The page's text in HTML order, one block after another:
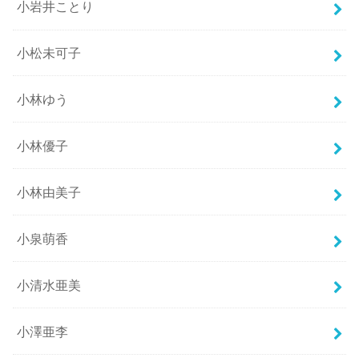
小岩井ことり
小松未可子
小林ゆう
小林優子
小林由美子
小泉萌香
小清水亜美
小澤亜李